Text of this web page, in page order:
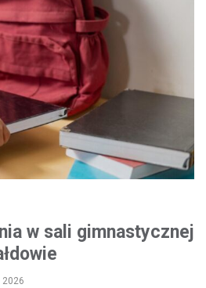
w sali gimnastycznej
2026